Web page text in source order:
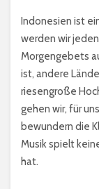
Indonesien ist
werden wir
Morgengebets
ist, andere
riesengroße
gehen wir, für
bewundern die
Musik spielt
hat.